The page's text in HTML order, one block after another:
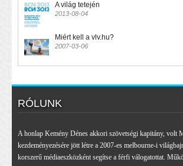
A világ tetején
2013-08-04
Miért kell a vlv.hu?
2007-03-06
RÓLUNK
A honlap Kemény Dénes akkori szövetségi kapitány, volt
kezdeményezésére jött létre a 2007-es melbourne-i
korszerű médiaeszközként segítse a férfi válogatottat.